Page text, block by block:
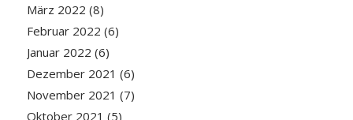
März 2022 (8)
Februar 2022 (6)
Januar 2022 (6)
Dezember 2021 (6)
November 2021 (7)
Oktober 2021 (5)